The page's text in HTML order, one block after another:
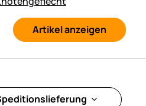
Artikel anzeigen